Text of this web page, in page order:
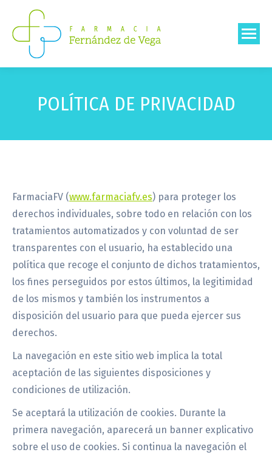
POLÍTICA DE PRIVACIDAD
FarmaciaFV (www.farmaciafv.es) para proteger los
derechos individuales, sobre todo en relación con los
tratamientos automatizados y con voluntad de ser
transparentes con el usuario, ha establecido una
política que recoge el conjunto de dichos tratamientos,
los fines perseguidos por estos últimos, la legitimidad
de los mismos y también los instrumentos a
disposición del usuario para que pueda ejercer sus
derechos.
La navegación en este sitio web implica la total
aceptación de las siguientes disposiciones y
condiciones de utilización.
Se aceptará la utilización de cookies. Durante la
primera navegación, aparecerá un banner explicativo
sobre el uso de cookies. Si continua la navegación el